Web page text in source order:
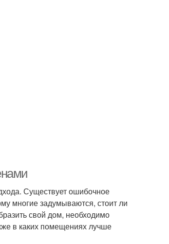
Существует ошибочное
многие задумываются, стоит ли
свой дом, необходимо
в каких помещениях лучше